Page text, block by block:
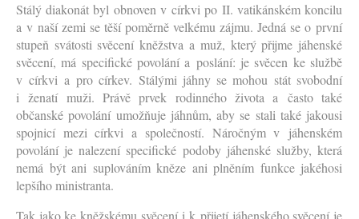
Stálý diakonát byl obnoven v církvi po II. vatikánském koncilu
a v naší zemi se těší poměrně velkému zájmu. Jedná se o první
stupeň svátosti svěcení kněžstva a muž, který přijme jáhenské
svěcení, má specifické povolání a poslání: je svěcen ke službě
v církvi a pro církev. Stálými jáhny se mohou stát svobodní
i ženatí muži. Právě prvek rodinného života a často také
občanské povolání umožňuje jáhnům, aby se stali také jakousi
spojnicí mezi církvi a společností. Náročným v jáhenském
povolání je nalezení specifické podoby jáhenské služby, která
nemá být ani suplováním kněze ani plněním funkce jakéhosi
lepšího ministranta.
Tak jako ke kněžskému svěcení i k přijetí jáhenského svěcení je